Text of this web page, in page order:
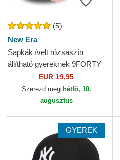
(5)
New Era
Sapkák ívelt rózsaszín
állítható gyereknek 9FORTY
League Essential New York
Yankees MLB New Era
EUR 19,95
Szerezd meg hétfő, 10.
augusztus
GYEREK